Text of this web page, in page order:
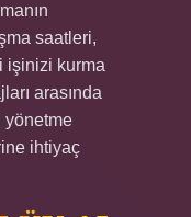
saatleri,
işinizi kurma
arasında
yönetme
ihtiyaç